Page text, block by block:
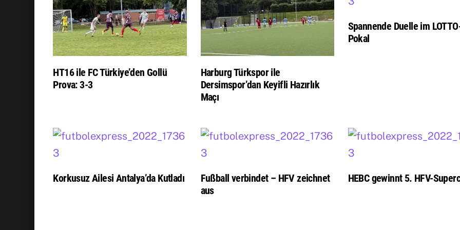
HT16 ile FC Türkiye’den Gollü
Prova: 3-3
Harburg Türkspor ile
Dersimspor’dan Keyifli Hazırlık
Maçı
Spannende Duelle im
Pokal
Korkusuz Ailesi Antalya’da Kutladı
Fußball verbindet – HFV zeichnet
aus
HEBC gewinnt 5. HFV-